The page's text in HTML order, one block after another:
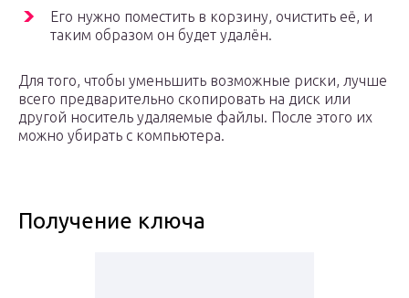
Его нужно поместить в корзину, очистить её, и
таким образом он будет удалён.
Для того, чтобы уменьшить возможные риски, лучше
всего предварительно скопировать на диск или
другой носитель удаляемые файлы. После этого их
можно убирать с компьютера.
Получение ключа